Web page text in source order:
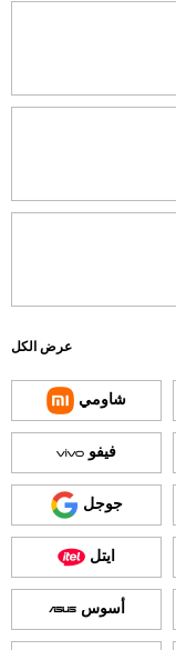
عرض الكل
شاومي
فيفو
جوجل
ايتل
أسوس